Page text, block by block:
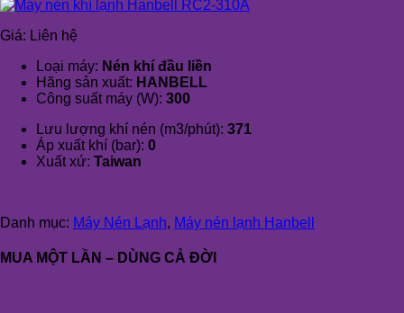
Giá: Liên hệ
Loại máy: Nén khí đầu liền
Hãng sản xuất: HANBELL
Công suất máy (W): 300
Lưu lượng khí nén (m3/phút): 371
Áp xuất khí (bar): 0
Xuất xứ: Taiwan
Danh mục: Máy Nén Lạnh, Máy nén lạnh Hanbell
MUA MỘT LẦN – DÙNG CẢ ĐỜI